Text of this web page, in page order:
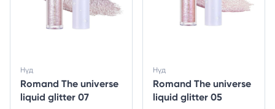
Romand The universe
liquid glitter 07
Нүд
Romand The universe
liquid glitter 05
Нүд